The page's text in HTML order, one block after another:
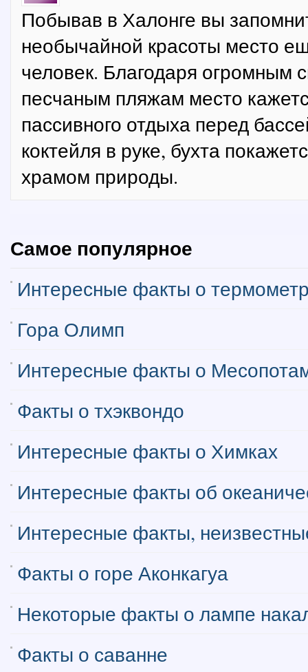
Побывав в Халонге вы
необычайной красоты место
человек. Благодаря огромным
песчаным пляжам место
пассивного отдыха перед
коктейля в руке, бухта
храмом природы.
Самое популярное
Интересные факты о
Гора Олимп
Интересные факты о
Факты о тхэквондо
Интересные факты о Химках
Интересные факты об
Интересные факты,
Факты о горе Аконкагуа
Некоторые факты о лампе
Факты о саванне